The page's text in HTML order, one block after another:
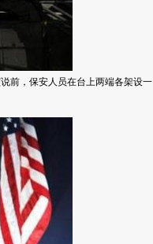
前，保安人员在台上两端各架设一